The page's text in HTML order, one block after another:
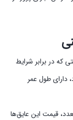
که در برابر شرایط
دارای طول عمر
قیمت این عایق‌ها